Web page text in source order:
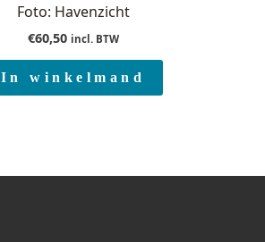
Foto: Havenzicht
€60,50 incl. BTW
In winkelmand